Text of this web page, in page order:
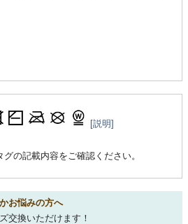
[説明]
の記載内容をご確認ください。
お悩みの方へ
交換いただけます！